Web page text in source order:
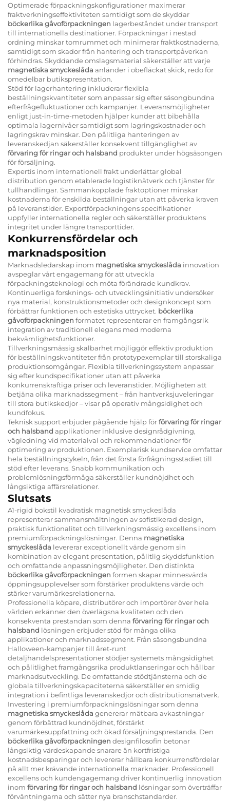
Optimerade förpackningskonfigurationer maximerar
fraktverkningseffektiviteten samtidigt som de skyddar
böckerlika gåvoförpackningen lagerbeståndet under transport
till internationella destinationer. Förpackningar i nestad
ordning minskar tomrummet och minimerar fraktkostnaderna,
samtidigt som skador från hantering och transportpåverkan
förhindras. Skyddande omslagsmaterial säkerställer att varje
magnetiska smyckeslåda anländer i obefläckat skick, redo för
omedelbar butikspresentation.
Stöd för lagerhantering inkluderar flexibla
beställningskvantiteter som anpassar sig efter säsongbundna
efterfrågefluktuationer och kampanjer. Leveransmöjligheter
enligt just-in-time-metoden hjälper kunder att bibehålla
optimala lagernivåer samtidigt som lagringskostnader och
lagringskrav minskar. Den pålitliga hanteringen av
leveranskedjan säkerställer konsekvent tillgänglighet av
förvaring för ringar och halsband produkter under högsäsongen
för försäljning.
Expertis inom internationell frakt underlättar global
distribution genom etablerade logistiknätverk och tjänster för
tullhandlingar. Sammankopplade fraktoptioner minskar
kostnaderna för enskilda beställningar utan att påverka kraven
på leveranstider. Exportförpackningens specifikationer
uppfyller internationella regler och säkerställer produktens
integritet under längre transporttider.
Konkurrensfördelar och
marknadsposition
Marknadsledarskap inom magnetiska smyckeslåda innovation
avspeglar vårt engagemang för att utveckla
förpackningsteknologi och möta förändrade kundkrav.
Kontinuerliga forsknings- och utvecklingsinitiativ undersöker
nya material, konstruktionsmetoder och designkoncept som
förbättrar funktionen och estetiska uttrycket. böckerlika
gåvoförpackningen formatet representerar en framgångsrik
integration av traditionell elegans med moderna
bekvämlighetsfunktioner.
Tillverkningsmässig skalbarhet möjliggör effektiv produktion
för beställningskvantiteter från prototypexemplar till storskaliga
produktionsomgångar. Flexibla tillverkningssystem anpassar
sig efter kundspecifikationer utan att påverka
konkurrenskraftiga priser och leveranstider. Möjligheten att
betjäna olika marknadssegment – från hantverksjuveleringar
till stora butikskedjor – visar på operativ mångsidighet och
kundfokus.
Teknisk support erbjuder pågående hjälp förförvaring för ringar
och halsband applikationer inklusive designrådgivning,
vägledning vid materialval och rekommendationer för
optimering av produktionen. Exemplarisk kundservice omfattar
hela beställningscykeln, från det första förfrågningsstadiet till
stöd efter leverans. Snabb kommunikation och
problemlösningsförmåga säkerställer kundnöjdhet och
långsiktiga affärsrelationer.
Slutsats
A1-rigid bokstil kvadratisk magnetisk smyckeslåda
representerar sammansmältningen av sofistikerad design,
praktisk funktionalitet och tillverkningsmässig excellens inom
premiumförpackningslösningar. Denna magnetiska
smyckeslåda levererar exceptionellt värde genom sin
kombination av elegant presentation, pålitlig skyddsfunktion
och omfattande anpassningsmöjligheter. Den distinkta
böckerlika gåvoförpackningen formen skapar minnesvärda
öppningsupplevelser som förstärker produktens värde och
stärker varumärkesrelationerna.
Professionella köpare, distributörer och importörer över hela
världen erkänner den överlägsna kvaliteten och den
konsekventa prestandan som denna förvaring för ringar och
halsband lösningen erbjuder stöd för många olika
applikationer och marknadssegment. Från säsongsbundna
Halloween-kampanjer till året-runt
detaljhandelspresentationer stödjer systemets mångsidighet
och pålitlighet framgångsrika produktlanseringar och hållbar
marknadsutveckling. De omfattande stödtjänsterna och de
globala tillverkningskapaciteterna säkerställer en smidig
integration i befintliga leveranskedjor och distributionsnätverk.
Investering i premiumförpackningslösningar som denna
magnetiska smyckeslåda genererar mätbara avkastningar
genom förbättrad kundnöjdhet, förstärkt
varumärkesuppfattning och ökad försäljningsprestanda. Den
böckerlika gåvoförpackningen designfilosofin betonar
långsiktig värdeskapande snarare än kortfristiga
kostnadsbesparingar och levererar hållbara konkurrensfördelar
på allt mer krävande internationella marknader. Professionell
excellens och kundengagemang driver kontinuerlig innovation
inom förvaring för ringar och halsband lösningar som överträffar
förväntningarna och sätter nya branschstandarder.